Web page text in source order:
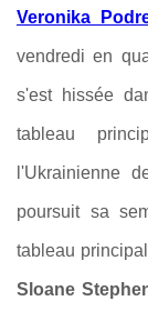
Veronika
vendredi en
s'est hissée
tableau
l'Ukrainienne
poursuit sa
tableau
Sloane